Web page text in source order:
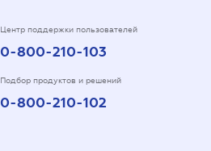
Центр поддержки пользователей
0-800-210-103
Подбор продуктов и решений
0-800-210-102